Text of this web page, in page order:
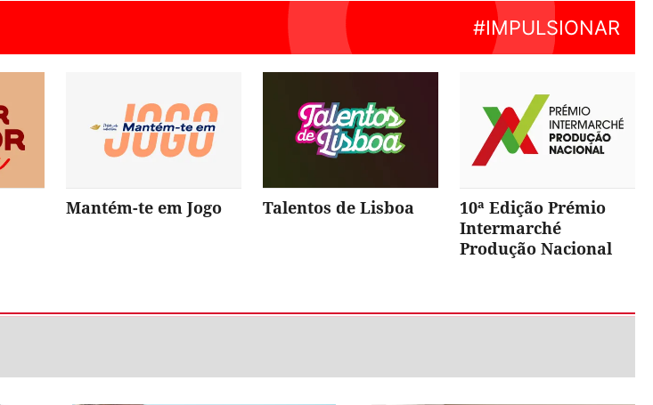
Mantém-te em Jogo Talentos de Lisboa
10ª Edição Prémio
Intermarché
Produção Nacional